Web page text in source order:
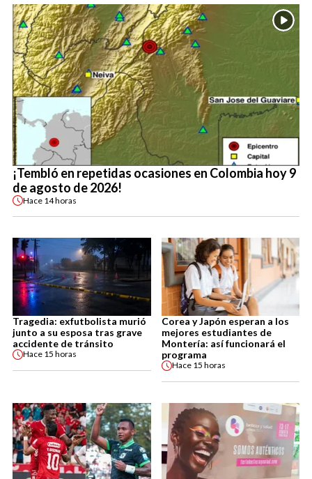
¡Tembló en repetidas ocasiones en Colombia hoy 9
de agosto de 2026!
Hace 14 horas
Tragedia: exfutbolista murió
junto a su esposa tras grave
accidente de tránsito
Hace 15 horas
Corea y Japón esperan a los
mejores estudiantes de
Montería: así funcionará el
programa
Hace 15 horas